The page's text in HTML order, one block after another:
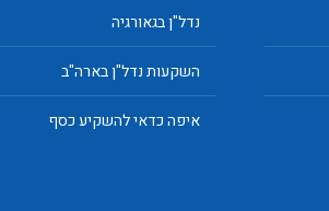
נדל"ן בגאורגיה
השקעות נדל"ן בארה"ב
איפה כדאי להשקיע כסף